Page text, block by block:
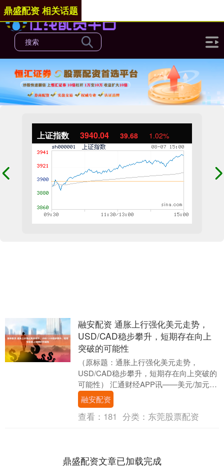
上证指数 3940.04 39.68 1.02%
鼎盛配资 相关话题
融安配资 通胀上行强化美元走势，
USD/CAD稳步攀升，短期存在向上
突破的可能性
（原标题：通胀上行强化美元走势，
USD/CAD稳步攀升，短期存在向上突破的
可能性） 汇通财经APP讯——美元/加元
（USD/CAD）周三亚市窄幅整理于
1.372....
融安配资
查看： 181 分类： 东莞股票配资
鼎盛配资文章已加载完成